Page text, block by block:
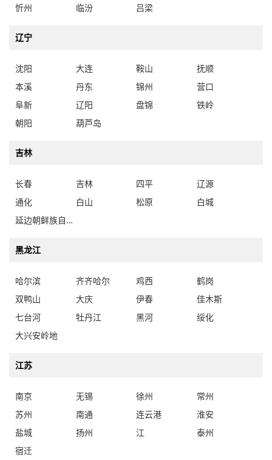
忻州
临汾 吕梁
辽宁
沈阳 大连 鞍山
抚顺
本溪
丹东 锦州
营口
阜新
辽阳 盘锦
铁岭
朝阳
葫芦岛
吉林
长春 吉林 四平
辽源
通化
白山 松原
白城
延边朝鲜族自治州
黑龙江
哈尔滨 齐齐哈尔 鸡西
鹤岗
双鸭山
大庆 伊春
佳木斯
七台河
牡丹江 黑河
绥化
大兴安岭地
江苏
南京 无锡 徐州
常州
苏州
南通 连云港
淮安
盐城
扬州 江
泰州
宿迁